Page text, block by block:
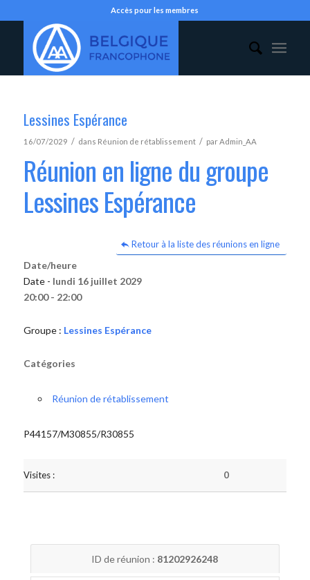
Accès pour les membres
Lessines Espérance
16/07/2029 / dans Réunion de rétablissement / parAdmin_AA
Réunion en ligne du groupe
Lessines Espérance
Retour à la liste des réunions en ligne
Date/heure
Date - lundi 16 juillet 2029
20:00 - 22:00
Groupe : Lessines Espérance
Catégories
Réunion de rétablissement
P44157/M30855/R30855
Visites : 0
ID de réunion : 81202926248